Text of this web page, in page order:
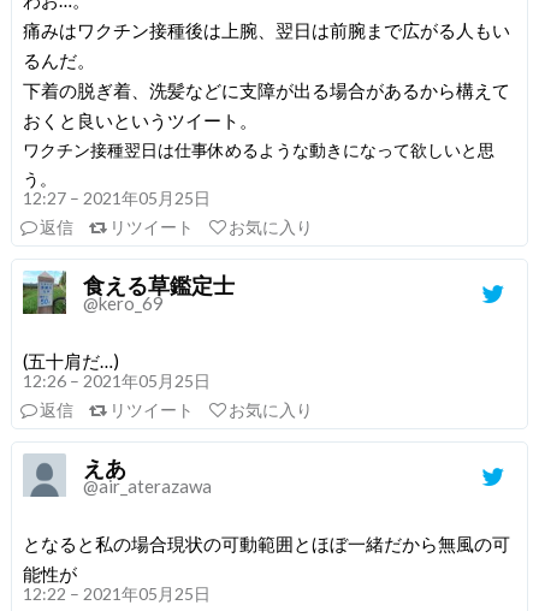
痛みはワクチン接種後は上腕、翌日は前腕まで広がる人もい
るんだ。
下着の脱ぎ着、洗髪などに支障が出る場合があるから構えて
おくと良いというツイート。
ワクチン接種翌日は仕事休めるような動きになって欲しいと思
う。
12:27 – 2021年05月25日
返信
リツイート お気に入り
食える草鑑定士
@kero_69
(五十肩だ…)
12:26 – 2021年05月25日
返信
リツイート お気に入り
えあ
@air_aterazawa
となると私の場合現状の可動範囲とほぼ一緒だから無風の可
能性が
12:22 – 2021年05月25日